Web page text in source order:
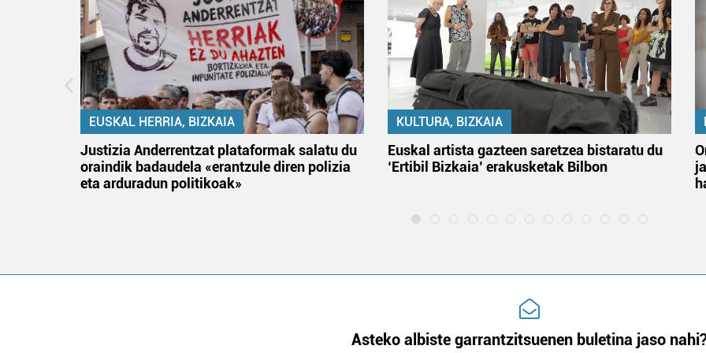
EUSKAL HERRIA, BIZKAIA
Justizia Anderrentzat plataformak salatu du
oraindik badaudela «erantzule diren polizia
eta arduradun politikoak»
KULTURA, BIZKAIA
Euskal artista gazteen saretzea bistaratu du
‘Ertibil Bizkaia’ erakusketak Bilbon
Asteko albiste garrantzitsuenen buletina jaso